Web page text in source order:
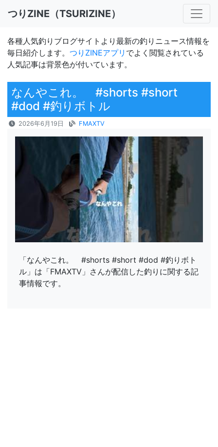
つりZINE（TSURIZINE）
各種人気釣りブログサイトより最新の釣りニュース情報を
毎日紹介します。 つりZINEアプリ でよく閲覧されている
人気記事は背景色が付いています。
なんやこれ。 #shorts #short
#dod #釣りボトル
2026年6月19日 FMAXTV
「なんやこれ。 #shorts #short #dod #釣りボト
ル」は「FMAXTV」さんが配信した釣りに関する記
事情報です。